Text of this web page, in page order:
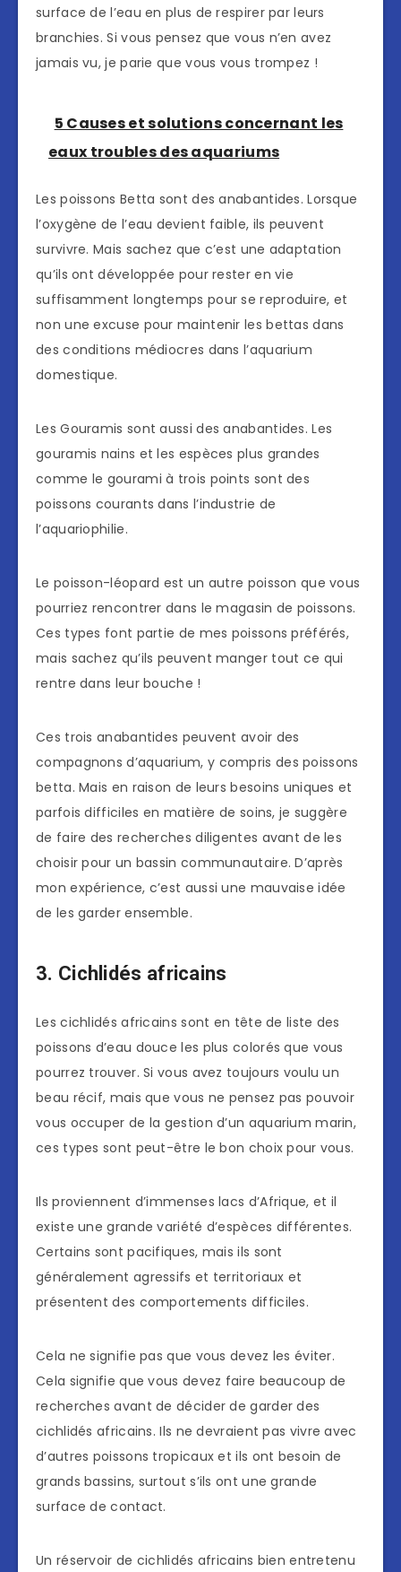
surface de l’eau en plus de respirer par leurs
branchies. Si vous pensez que vous n’en avez
jamais vu, je parie que vous vous trompez !
5 Causes et solutions concernant les
eaux troubles des aquariums
Les poissons Betta sont des anabantides. Lorsque
l’oxygène de l’eau devient faible, ils peuvent
survivre. Mais sachez que c’est une adaptation
qu’ils ont développée pour rester en vie
suffisamment longtemps pour se reproduire, et
non une excuse pour maintenir les bettas dans
des conditions médiocres dans l’aquarium
domestique.
Les Gouramis sont aussi des anabantides. Les
gouramis nains et les espèces plus grandes
comme le gourami à trois points sont des
poissons courants dans l’industrie de
l’aquariophilie.
Le poisson-léopard est un autre poisson que vous
pourriez rencontrer dans le magasin de poissons.
Ces types font partie de mes poissons préférés,
mais sachez qu’ils peuvent manger tout ce qui
rentre dans leur bouche !
Ces trois anabantides peuvent avoir des
compagnons d’aquarium, y compris des poissons
betta. Mais en raison de leurs besoins uniques et
parfois difficiles en matière de soins, je suggère
de faire des recherches diligentes avant de les
choisir pour un bassin communautaire. D’après
mon expérience, c’est aussi une mauvaise idée
de les garder ensemble.
3. Cichlidés africains
Les cichlidés africains sont en tête de liste des
poissons d’eau douce les plus colorés que vous
pourrez trouver. Si vous avez toujours voulu un
beau récif, mais que vous ne pensez pas pouvoir
vous occuper de la gestion d’un aquarium marin,
ces types sont peut-être le bon choix pour vous.
Ils proviennent d’immenses lacs d’Afrique, et il
existe une grande variété d’espèces différentes.
Certains sont pacifiques, mais ils sont
généralement agressifs et territoriaux et
présentent des comportements difficiles.
Cela ne signifie pas que vous devez les éviter.
Cela signifie que vous devez faire beaucoup de
recherches avant de décider de garder des
cichlidés africains. Ils ne devraient pas vivre avec
d’autres poissons tropicaux et ils ont besoin de
grands bassins, surtout s’ils ont une grande
surface de contact.
Un réservoir de cichlidés africains bien entretenu